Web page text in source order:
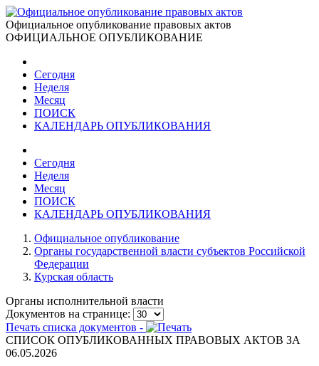
Официальное опубликование правовых актов
ОФИЦИАЛЬНОЕ ОПУБЛИКОВАНИЕ
Сегодня
Неделя
Месяц
ПОИСК
КАЛЕНДАРЬ ОПУБЛИКОВАНИЯ
Сегодня
Неделя
Месяц
ПОИСК
КАЛЕНДАРЬ ОПУБЛИКОВАНИЯ
Официальное опубликование
Органы государственной власти субъектов Российской
Федерации
Курская область
Органы исполнительной власти
Документов на странице:
Печать списка документов -
СПИСОК ОПУБЛИКОВАННЫХ ПРАВОВЫХ АКТОВ ЗА
06.05.2026